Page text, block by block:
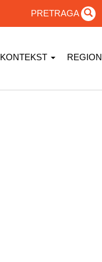
PRETRAGA
KONTEKST REGION